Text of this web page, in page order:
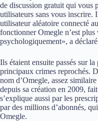
de discussion gratuit qui vous
utilisateurs sans vous inscrire.
utilisateur aléatoire connecté
fonctionner Omegle n’est
psychologiquement», a
Ils étaient ensuite passés sur
principaux crimes reprochés.
nom d’Omegle, assez
depuis sa création en 2009,
s’explique aussi par les
par des millions d’abonnés,
Omegle.